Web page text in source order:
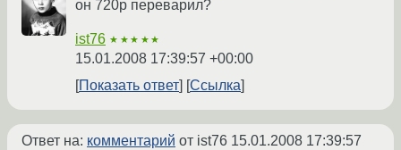
он 720p переварил?
ist76 ★★★★★
15.01.2008 17:39:57 +00:00
Показать ответ
Ссылка
Ответ на: комментарий от ist76 15.01.2008 17:39:57